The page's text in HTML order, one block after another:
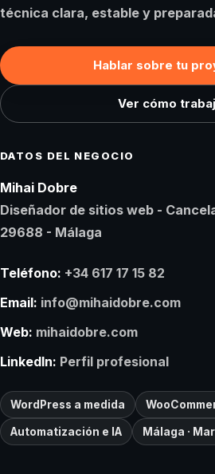
técnica clara, estable y
Hablar sobre tu
Ver cómo
DATOS DEL NEGOCIO
Mihai Dobre
Diseñador de sitios web -
29688 - Málaga
Teléfono: +34 617 17 15 82
Email: info@mihaidobre.com
Web: mihaidobre.com
LinkedIn: Perfil profesional
WordPress a medida
Automatización e IA Málaga ·